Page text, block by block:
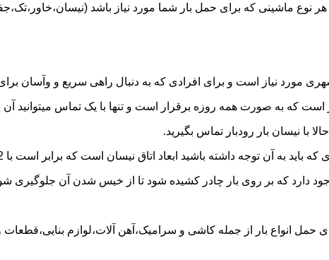
ماشینی که برای حمل بار شما مورد نیاز باشد
نیاز است و برای افرادی که به دنبال راهی سریع و وآسان برای
که به صورت همه روزه برقرار است و تنها با یک تماس میتوانید آن
با نیسان بار رودبار تماس بگیرید.
دارد که بر روی بار چادر کشیده شود تا از خیس شدن آن جلوگیری
حمل انواع بار از جمله کاشی و سرامیک،آهن آلات،لوازم بنایی،قطعات